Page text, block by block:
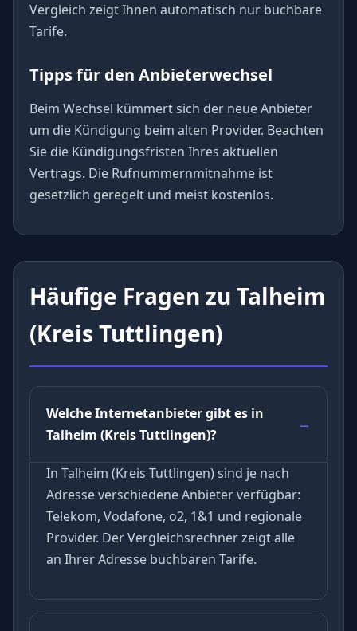
Vergleich zeigt Ihnen automatisch nur buchbare
Tarife.
Tipps für den Anbieterwechsel
Beim Wechsel kümmert sich der neue Anbieter
um die Kündigung beim alten Provider. Beachten
Sie die Kündigungsfristen Ihres aktuellen
Vertrags. Die Rufnummernmitnahme ist
gesetzlich geregelt und meist kostenlos.
Häufige Fragen zu Talheim
(Kreis Tuttlingen)
Welche Internetanbieter gibt es in
Talheim (Kreis Tuttlingen)?
In Talheim (Kreis Tuttlingen) sind je nach
Adresse verschiedene Anbieter verfügbar:
Telekom, Vodafone, o2, 1&1 und regionale
Provider. Der Vergleichsrechner zeigt alle
an Ihrer Adresse buchbaren Tarife.